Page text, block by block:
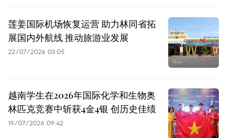
莲姜国际机场恢复运营 助力林同省拓
展国内外航线 推动旅游业发展
22/07/2026 03:05
越南学生在2026年国际化学和生物奥
林匹克竞赛中斩获4金4银 创历史佳绩
19/07/2026 09:42